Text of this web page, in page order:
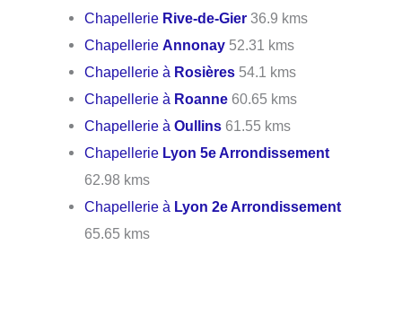
Chapellerie Rive-de-Gier 36.9 kms
ChapellerieAnnonay 52.31 kms
Chapellerie à Rosières 54.1 kms
Chapellerie à Roanne 60.65 kms
Chapellerie àOullins 61.55 kms
Chapellerie Lyon 5e Arrondissement
62.98 kms
Chapellerie à Lyon 2e Arrondissement
65.65 kms